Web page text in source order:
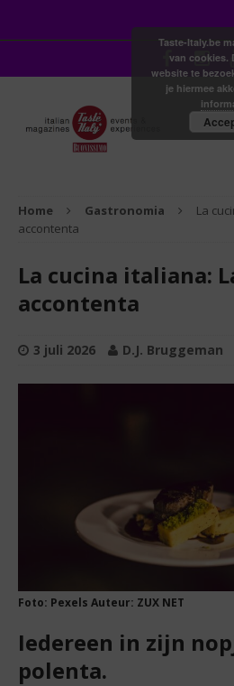
Home Gastronomia
La
accontenta
La cucina italiana:
accontenta
3 juli 2026 D.J. Bruggeman
Foto: Pexels Auteur: ZUX NET
Iedereen in zijn
polenta.
Taste-Italy.be
van cookies.
website te
je hiermee